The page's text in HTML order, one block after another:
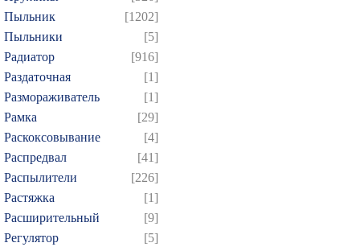
Пыльник
[1202]
Пыльники
[5]
Радиатор
[916]
Раздаточная
[1]
Размораживатель
[1]
Рамка
[29]
Раскоксовывание
[4]
Распредвал
[41]
Распылители
[226]
Растяжка
[1]
Расширительный
[9]
Регулятор
[5]